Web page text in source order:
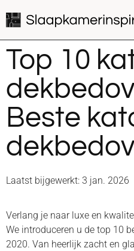
Top 10
Beste
Laatst bijgewerkt: 3 jan. 2026
Verlang je naar luxe en
We introduceren u de top 10
2020. Van heerlijk zacht en